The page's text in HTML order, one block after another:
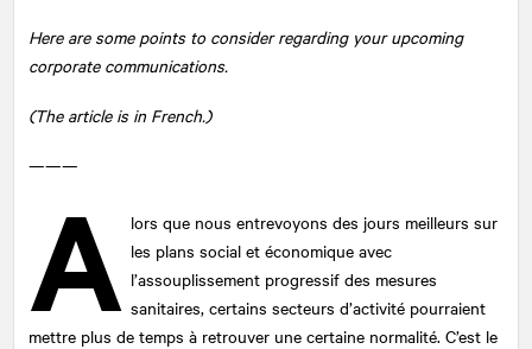
Here are some points to consider regarding your upcoming
corporate communications.
(The article is in French.)
———
A lors que nous entrevoyons des jours meilleurs sur
les plans social et économique avec
l’assouplissement progressif des mesures
sanitaires, certains secteurs d’activité pourraient
mettre plus de temps à retrouver une certaine normalité. C’est le